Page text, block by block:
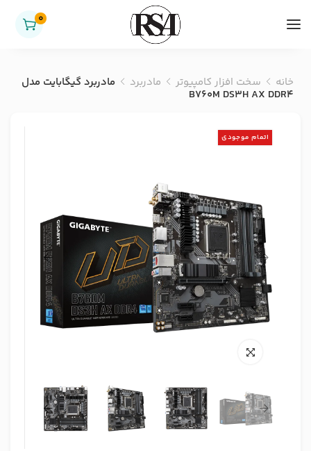
0
خانه سخت افزار کامپیوتر مادربرد مادربرد گیگابایت مدل
B760M DS3H AX DDR4
اتمام موجودی